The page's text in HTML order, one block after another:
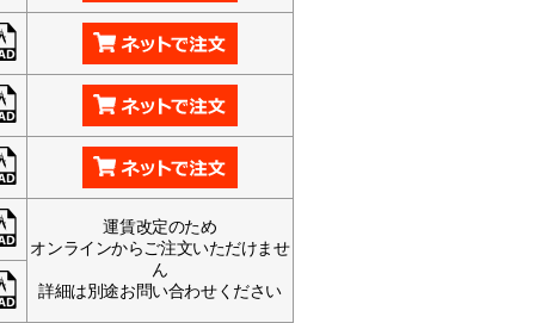
運賃改定のため
オンラインからご注文いただけませ
ん
詳細は別途お問い合わせください